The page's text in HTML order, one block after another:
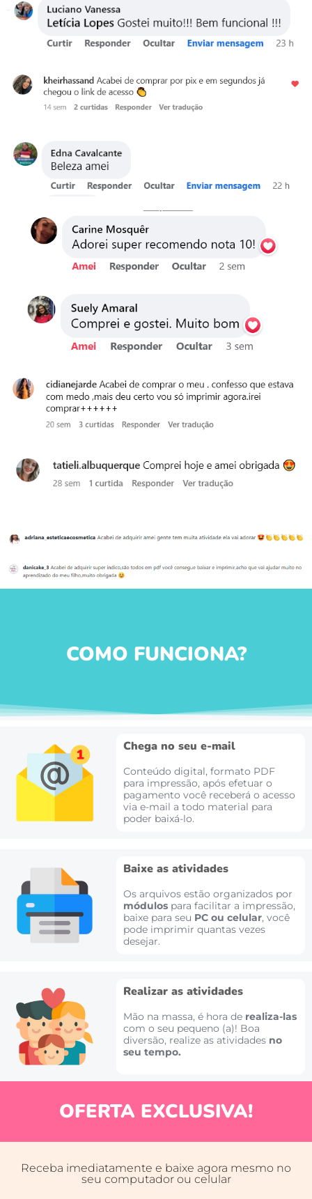
COMO FUNCIONA?
Chega no seu e-mail
Conteúdo digital, formato PDF
para impressão, após efetuar o
pagamento você receberá o acesso
via e-mail a todo material para
poder baixá-lo.
Baixe as atividades
Os arquivos estão organizados por
módulos para facilitar a impressão,
baixe para seu PC ou celular, você
pode imprimir quantas vezes
desejar.
​Realizar as atividades
Mão na massa, é hora derealiza-las
com o seu pequeno (a)! Boa
diversão, realize as atividades no
seu tempo.
OFERTA EXCLUSIVA!
Receba imediatamente e baixe agora mesmo no
seu computador ou celular